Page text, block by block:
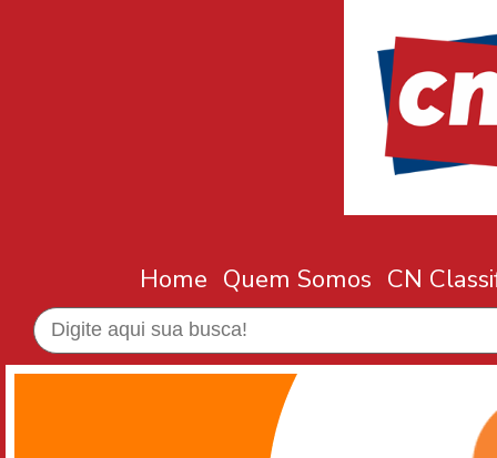
Home Quem Somos CN